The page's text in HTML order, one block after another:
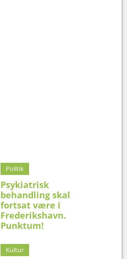
Politik
Psykiatrisk
behandling skal
fortsat være i
Frederikshavn.
Punktum!
Kultur